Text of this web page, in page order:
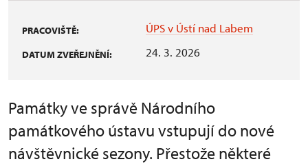
PRACOVIŠTĚ: ÚPS v Ústí nad Labem
DATUM ZVEŘEJNĚNÍ: 24. 3. 2026
Památky ve správě Národního
památkového ústavu vstupují do nové
návštěvnické sezony. Přestože některé